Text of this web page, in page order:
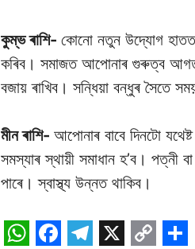
কুম্ভ ৰাশি- কোনো নতুন উদ্যোগ হাতত
কৰিব। সমাজত আপোনাৰ গুৰুত্ব
বজায় ৰাখিব। সন্ধিয়া বন্ধুৰ সৈতে
মীন ৰাশি- আপোনাৰ বাবে দিনটো
সমস্যাৰ স্থায়ী সমাধান হ’ব। পত্নী
পাৰে। স্বাস্থ্য উন্নত থাকিব।